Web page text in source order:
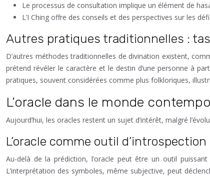
Le processus de consultation implique un élément de
L’I Ching offre des conseils et des perspectives sur les
Autres pratiques traditionnelles :
D’autres méthodes traditionnelles de divination existent,
prétend révéler le caractère et le destin d’une personne à
pratiques, souvent considérées comme plus folkloriques,
L’oracle dans le monde
Aujourd’hui, les oracles restent un sujet d’intérêt, malgré
L’oracle comme outil d’introspection
Au-delà de la prédiction, l’oracle peut être un outil
L’interprétation des symboles, même subjective, peut